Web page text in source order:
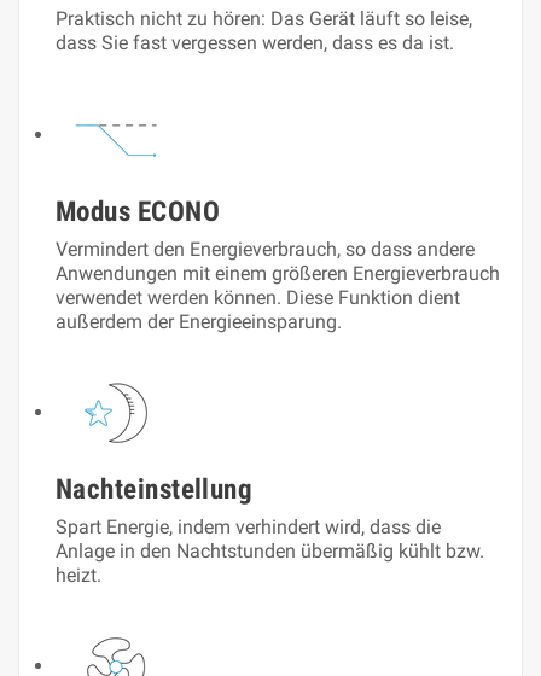
Praktisch nicht zu hören: Das Gerät läuft so leise,
dass Sie fast vergessen werden, dass es da ist.
Modus ECONO
Vermindert den Energieverbrauch, so dass andere
Anwendungen mit einem größeren Energieverbrauch
verwendet werden können. Diese Funktion dient
außerdem der Energieeinsparung.
Nachteinstellung
Spart Energie, indem verhindert wird, dass die
Anlage in den Nachtstunden übermäßig kühlt bzw.
heizt.